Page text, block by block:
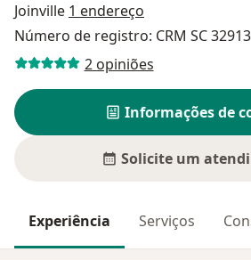
Joinville 1 endereço
Número de registro: CRM SC 32913
2 opiniões
Informações de
Solicite um
Experiência Serviços